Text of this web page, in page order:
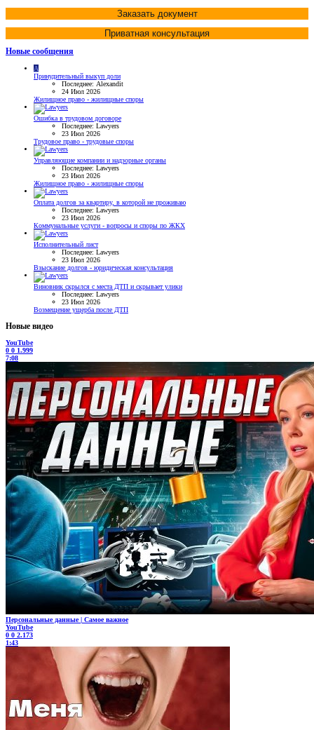
Заказать документ
Приватная консультация
Новые сообщения
A
Принудительный выкуп доли
Последнее: Alexandit
24 Июл 2026
Жилищное право - жилищные споры
Ошибка в трудовом договоре
Последнее: Lawyers
23 Июл 2026
Трудовое право - трудовые споры
Управляющие компании и надзорные органы
Последнее: Lawyers
23 Июл 2026
Жилищное право - жилищные споры
Оплата долгов за квартиру, в которой не проживаю
Последнее: Lawyers
23 Июл 2026
Коммунальные услуги - вопросы и споры по ЖКХ
Исполнительный лист
Последнее: Lawyers
23 Июл 2026
Взыскание долгов - юридическая консультация
Виновник скрылся с места ДТП и скрывает улики
Последнее: Lawyers
23 Июл 2026
Возмещение ущерба после ДТП
Новые видео
YouTube
0 0 1.999
7:08
Персональные данные | Самое важное
YouTube
0 0 2.173
1:43